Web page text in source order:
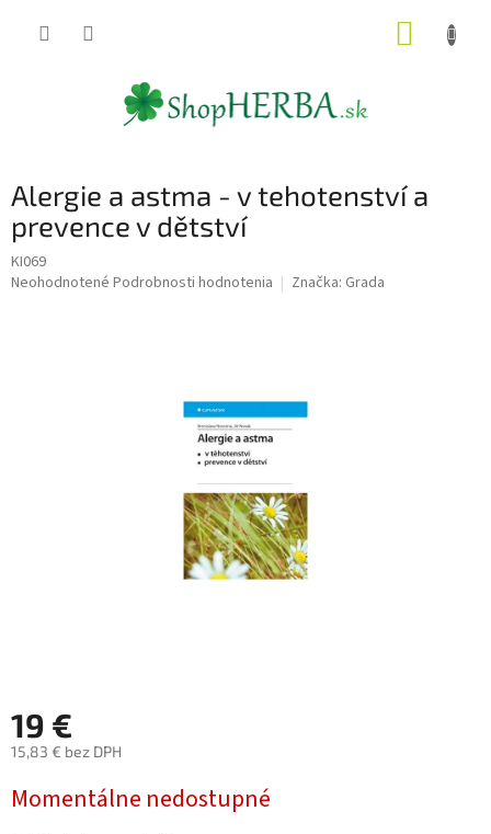
Alergie a astma - v tehotenství a
prevence v dětství
KI069
Priemerné
Neohodnotené Podrobnosti hodnotenia Značka: Grada
19 €
15,83 € bez DPH
cena:
Momentálne nedostupné